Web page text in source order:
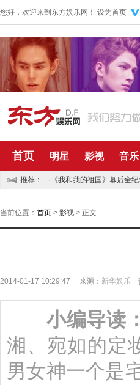
您好，欢迎来到东方娱乐网！ 设为首页
首页 明星 影视 音乐
推荐： · 《我和我的祖国》幕后全
当前位置： 首页 > 影视 > 正文
2014-01-17 10:29:47 来源： 新华娱乐
小编导读：
湘、宛如的定
男女神一个是